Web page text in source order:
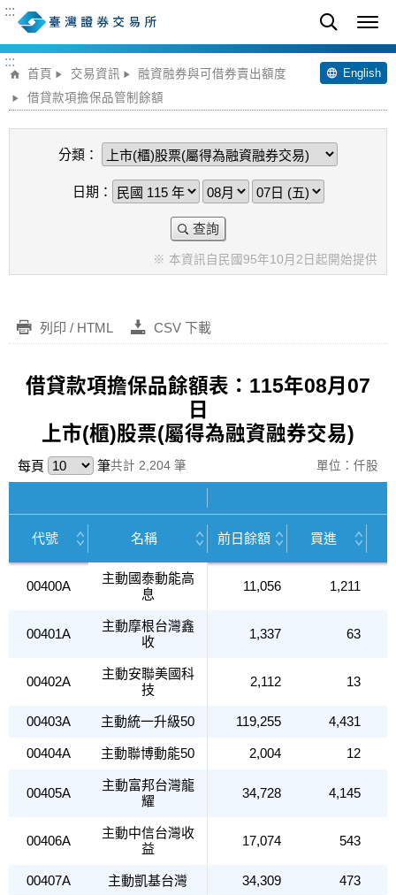
:::
:::
首頁 交易資訊
融資融券與可借券賣出額度
借貸款項擔保品管制餘額
English
分類：
日期：
查詢
※ 本資訊自民國95年10月2日起開始提供
列印 / HTML CSV 下載
借貸款項擔保品餘額表：115年08月07
日
上市(櫃)股票(屬得為融資融券交易)
每頁 筆共計 2,204 筆 單位：仟股
代號 名稱 前日餘額 買進
00400A
主動國泰動能高
息
11,056 1,211
00401A
主動摩根台灣鑫
收
1,337 63
00402A
主動安聯美國科
技
2,112 13
00403A 主動統一升級50 119,255 4,431
00404A 主動聯博動能50 2,004 12
00405A
主動富邦台灣龍
耀
34,728 4,145
00406A
主動中信台灣收
益
17,074 543
00407A 主動凱基台灣 34,309 473